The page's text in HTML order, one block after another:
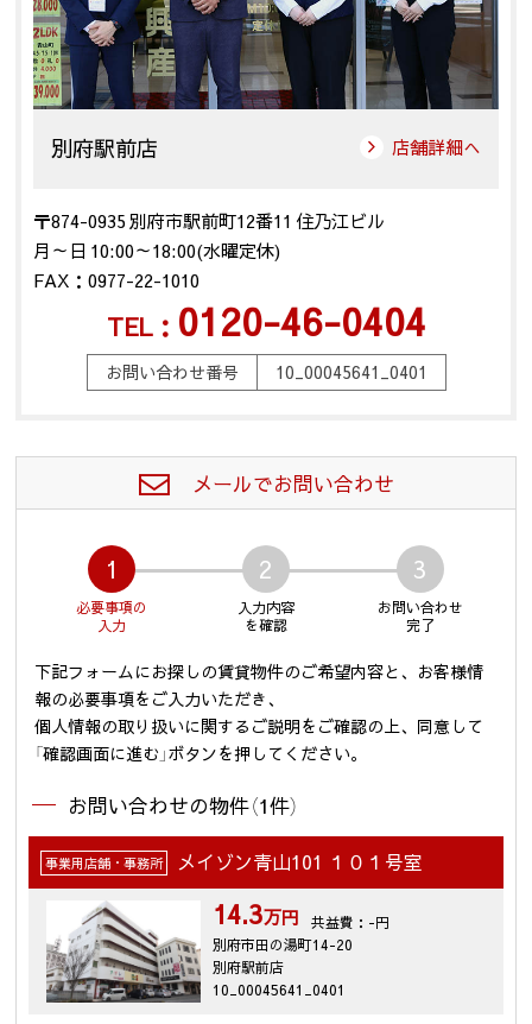
別府駅前店 店舗詳細へ
〒874-0935 別府市駅前町12番11 住乃江ビル
月～日 10:00～18:00(水曜定休)
FAX：0977-22-1010
TEL： 0120-46-0404
お問い合わせ番号 10_00045641_0401
メールでお問い合わせ
1
必要事項の
入力
2
入力内容
を確認
3
お問い合わせ
完了
下記フォームにお探しの賃貸物件のご希望内容と、お客様情
報の必要事項をご入力いただき、
個人情報の取り扱いに関するご説明をご確認の上、同意して
「確認画面に進む」ボタンを押してください。
お問い合わせの物件（1件）
事業用店舗・事務所 メイゾン青山101 １０１号室
14.3万円
共益費：-円
別府市田の湯町14-20
別府駅前店
10_00045641_0401